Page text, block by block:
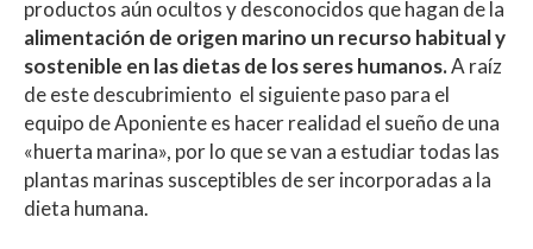
productos aún ocultos y desconocidos que hagan de la
alimentación de origen marino un recurso habitual y
sostenible en las dietas de los seres humanos.A raíz
de este descubrimiento el siguiente paso para el
equipo de Aponiente es hacer realidad el sueño de una
«huerta marina», por lo que se van a estudiar todas las
plantas marinas susceptibles de ser incorporadas a la
dieta humana.